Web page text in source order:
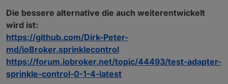
Die bessere alternative die auch weiterentwickelt
wird ist:
https://github.com/Dirk-Peter-
md/ioBroker.sprinklecontrol
https://forum.iobroker.net/topic/44493/test-adapter-
sprinkle-control-0-1-4-latest